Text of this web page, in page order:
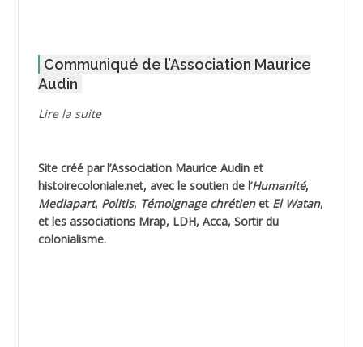
AGOULMINE
AHLOUCHE Mabrouk *
AIBLIED Ahmed
Communiqué de l’Association Maurice
Audin
Lire la suite
Site créé par l’Association Maurice Audinet
histoirecoloniale.net, avec le soutien de l’Humanité,
Mediapart, Politis, Témoignage chrétienet El Watan,
et les associations Mrap, LDH, Acca, Sortir du
colonialisme.